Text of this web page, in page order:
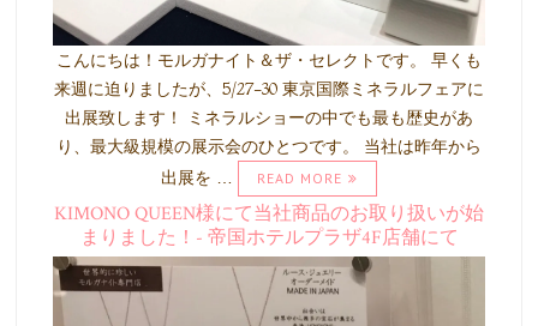
こんにちは！モルガナイト＆ザ・セレクトです。 早くも
来週に迫りましたが、5/27-30 東京国際ミネラルフェアに
出展致します！ ミネラルショーの中でも最も歴史があ
り、最大級規模の展示会のひとつです。 当社は昨年から
出展を …
READ MORE
KIMONO QUEEN様にて当社商品のお取り扱いが始
まりました！- 帝国ホテルプラザ4F店舗にて